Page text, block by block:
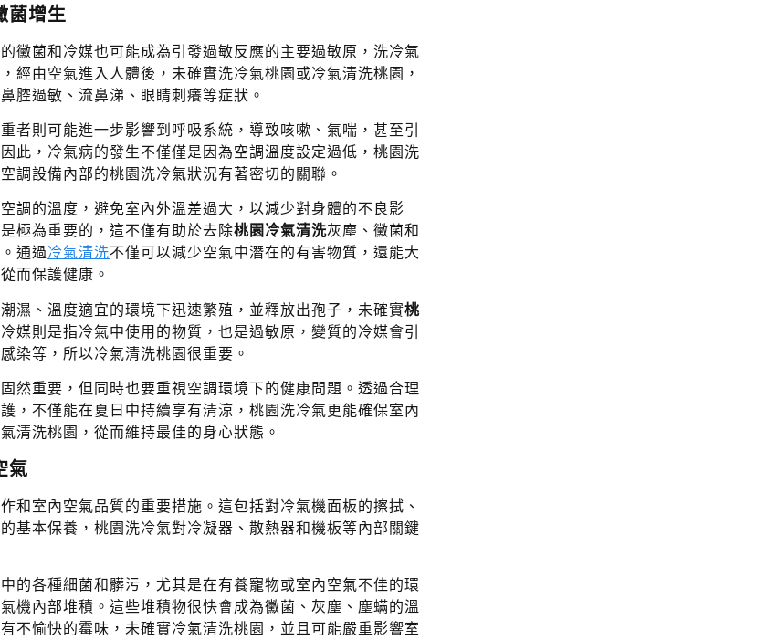
菌增生
黴菌和冷媒也可能成為引發過敏反應的主要過敏原，洗冷氣
經由空氣進入人體後，未確實洗冷氣桃園或冷氣清洗桃園，
腔過敏、流鼻涕、眼睛刺癢等症狀。
者則可能進一步影響到呼吸系統，導致咳嗽、氣喘，甚至引
此，冷氣病的發生不僅僅是因為空調溫度設定過低，桃園洗
調設備內部的桃園洗冷氣狀況有著密切的關聯。
調的溫度，避免室內外溫差過大，以減少對身體的不良影
極為重要的，這不僅有助於去除桃園冷氣清洗灰塵、黴菌和
通過冷氣清洗不僅可以減少空氣中潛在的有害物質，還能大
而保護健康。
濕、溫度適宜的環境下迅速繁殖，並釋放出孢子，未確實桃
媒則是指冷氣中使用的物質，也是過敏原，變質的冷媒會引
染等，所以冷氣清洗桃園很重要。
然重要，但同時也要重視空調環境下的健康問題。透過合理
，不僅能在夏日中持續享有清涼，桃園洗冷氣更能確保室內
清洗桃園，從而維持最佳的身心狀態。
氣
和室內空氣品質的重要措施。這包括對冷氣機面板的擦拭、
基本保養，桃園洗冷氣對冷凝器、散熱器和機板等內部關鍵
的各種細菌和髒污，尤其是在有養寵物或室內空氣不佳的環
機內部堆積。這些堆積物很快會成為黴菌、灰塵、塵蟎的溫
不愉快的霉味，未確實冷氣清洗桃園，並且可能嚴重影響室